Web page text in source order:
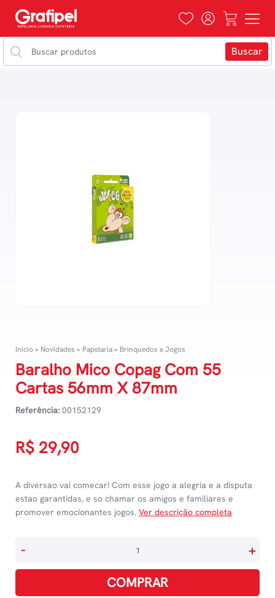
Início» Novidades » Papelaria» Brinquedos e Jogos
Baralho Mico Copag Com 55
Cartas 56mm X 87mm
Referência: 00152129
R$ 29,90
A diversao vai comecar! Com esse jogo a alegria e a disputa
estao garantidas, e so chamar os amigos e familiares e
promover emocionantes jogos. Ver descrição completa
Copag
Com
- +
COMPRAR